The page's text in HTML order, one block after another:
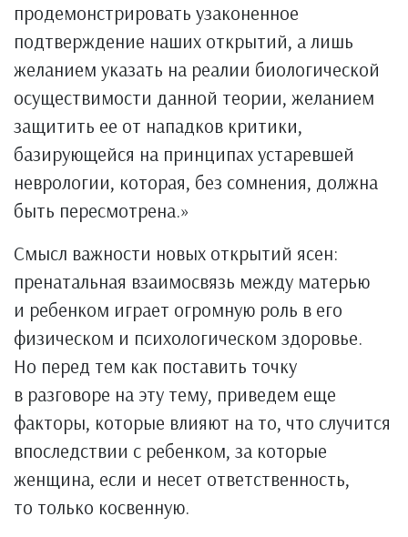
продемонстрировать узаконенное
подтверждение наших открытий, а лишь
желанием указать на реалии биологической
осуществимости данной теории, желанием
защитить ее от нападков критики,
базирующейся на принципах устаревшей
неврологии, которая, без сомнения, должна
быть пересмотрена.»
Смысл важности новых открытий ясен:
пренатальная взаимосвязь между матерью
и ребенком играет огромную роль в его
физическом и психологическом здоровье.
Но перед тем как поставить точку
в разговоре на эту тему, приведем еще
факторы, которые влияют на то, что случится
впоследствии с ребенком, за которые
женщина, если и несет ответственность,
то только косвенную.